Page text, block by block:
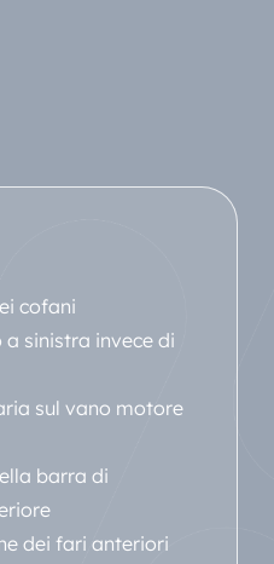
cofani
a sinistra invece di
sul vano motore
barra di
dei fari anteriori